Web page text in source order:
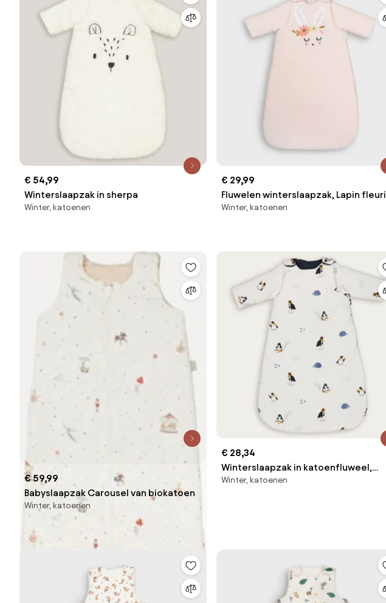
€ 54,99
Winterslaapzak in sherpa
Winter, katoenen
€ 29,99
Fluwelen winterslaapzak, Lapin fleuri
Winter, katoenen
€ 59,99
Babyslaapzak Carousel van biokatoen
Winter, katoenen
€ 28,34
Winterslaapzak in katoenfluweel,
Solven
Winter, katoenen